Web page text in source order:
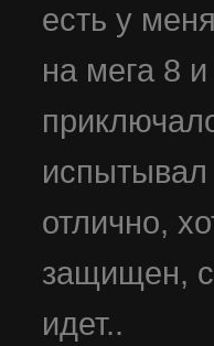
есть у
на мега 8
испытывал
отлично,
защищен,
идет..